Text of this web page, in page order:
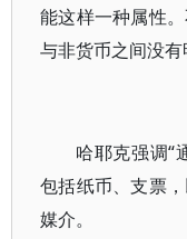
能这样一种属性
与非货币之间没有
哈耶克强调“
包括纸币、支票
媒介。